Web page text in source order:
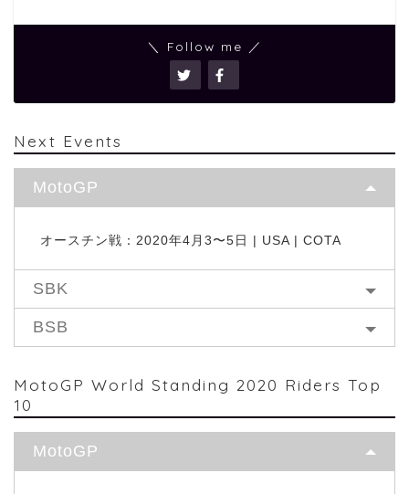
＼ Follow me ／
Next Events
MotoGP
オースチン戦：2020年4月3〜5日 | USA | COTA
SBK
BSB
MotoGP World Standing 2020 Riders Top
10
MotoGP